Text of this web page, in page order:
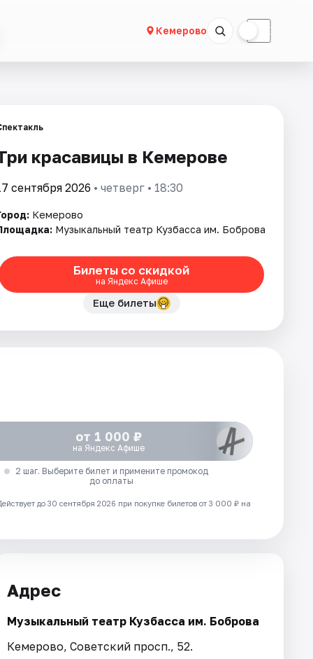
Кемерово ☾
красавицы в Кемерове
сентября 2026 • четверг • 18:30
Кемерово
Музыкальный театр Кузбасса им. Боброва
Билеты со скидкой
на Яндекс Афише
Еще билеты
от 1 000 ₽
на Яндекс Афише
2 шаг. Выберите билет и примените промокод
до оплаты
до 30 сентября 2026 при покупке билетов от 3 000 ₽ на
Адрес
Музыкальный театр Кузбасса им. Боброва
Кемерово, Советский просп., 52.